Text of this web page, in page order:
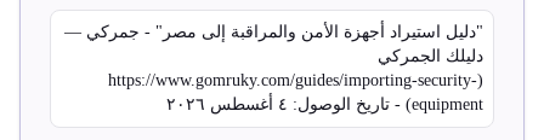
"دليل استيراد أجهزة الأمن والمراقبة إلى مصر" - جمركي —
دليلك الجمركي
(https://www.gomruky.com/guides/importing-security-
equipment) - تاريخ الوصول: ٤ أغسطس ٢٠٢٦